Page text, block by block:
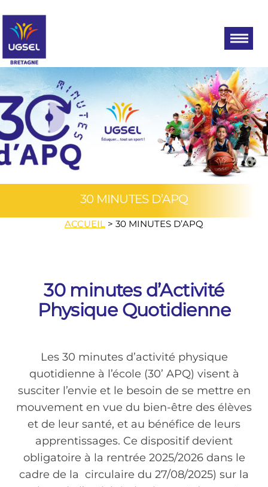
au
contenu
ACCUEIL > 30 MINUTES D’APQ
30 MINUTES D’APQ
30 minutes d’Activité
Physique Quotidienne
Les 30 minutes d’activité physique
quotidienne à l’école (30’ APQ) visent à
susciter l’envie et le besoin de se mettre en
mouvement en vue du bien-être des élèves
et de leur santé, et au bénéfice de leurs
apprentissages. Ce dispositif devient
obligatoire à la rentrée 2025/2026 dans le
cadre de la circulaire du 27/08/2025) sur la